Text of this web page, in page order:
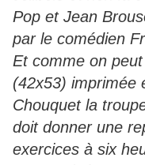
Pop et Jean
par le comédien
Et comme on
(42x53) imprimée
Chouquet la
doit donner une
exercices à six